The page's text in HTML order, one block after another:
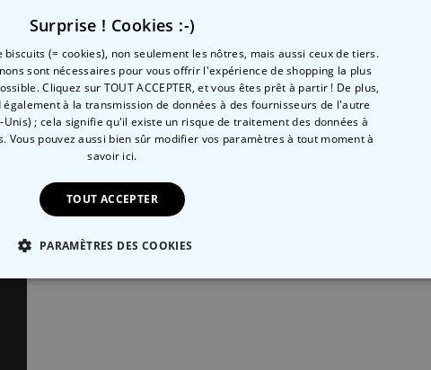
FAIRE UN CAFÉ PARFAIT :
Surprise ! Cookies :-)
(= cookies), non seulement les nôtres, mais aussi ceux de tiers.
sont nécessaires pour vous offrir l'expérience de shopping la plus
Cliquez sur TOUT ACCEPTER, et vous êtes prêt à partir ! De plus,
à la transmission de données à des fournisseurs de l'autre
; cela signifie qu'il existe un risque de traitement des données à
Vous pouvez aussi bien sûr modifier vos paramètres à tout moment à
savoir ici.
TOUT ACCEPTER
PARAMÈTRES DES COOKIES
PERFORMANCE COMMERCIALISATION NON CLASSÉ